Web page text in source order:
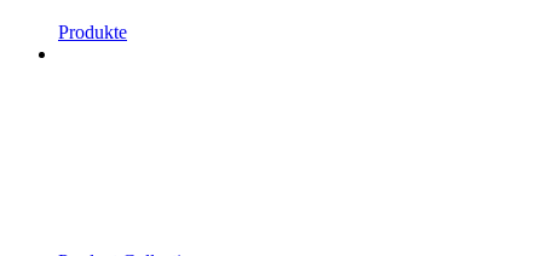
Produkte